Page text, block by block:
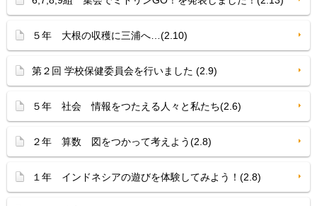
５年 大根の収穫に三浦へ…(2.10)
第２回 学校保健委員会を行いました (2.9)
５年 社会 情報をつたえる人々と私たち(2.6)
２年 算数 図をつかって考えよう(2.8)
１年 インドネシアの遊びを体験してみよう！(2.8)